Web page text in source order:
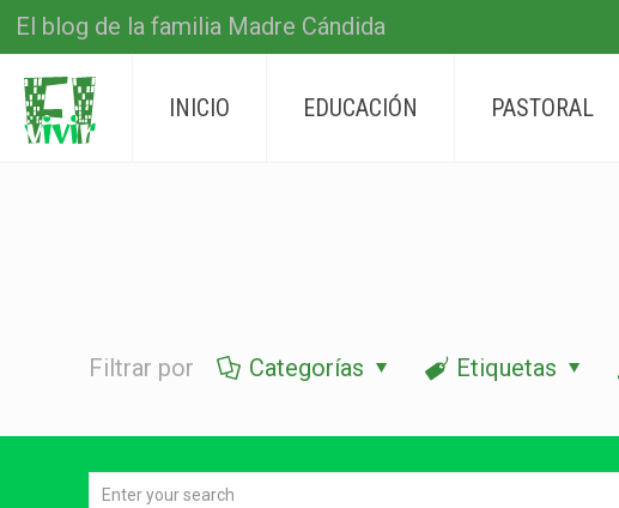
El blog de la familia Madre Cándida
INICIO EDUCACIÓN PASTORAL
Filtrar por Categorías Etiquetas